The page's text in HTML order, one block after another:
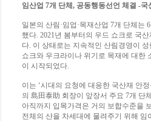
임산업 7개 단체, 공동행동선언 체결 -
일본의 산림·임업·목재산업 7개 단체는
했다. 2021년 봄부터의 우드 쇼크로 국
다. 이 상태로는 지속적인 산림경영이
쇼크와 우크라이나 위기로 목재에 대한
이 시작되었다.
이는 ‘시대의 요청에 대응한 국산재 안
의 島田泰助 회장이 앞장서 주요 7개 단
아직까지 입목가격은 거의 보합수준을
전체의 산을 차세대에 물려주기 위해